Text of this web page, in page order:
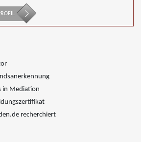
in Mediation
recherchiert